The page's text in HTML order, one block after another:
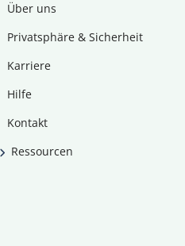
Über uns
Privatsphäre & Sicherheit
Karriere
Hilfe
Kontakt
Ressourcen